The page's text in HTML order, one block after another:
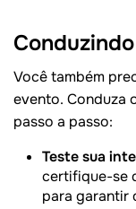
Você também
evento. Conduza
passo a passo:
Teste sua
certifique-se
para garantir